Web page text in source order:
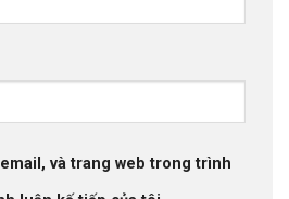
và trang web trong trình